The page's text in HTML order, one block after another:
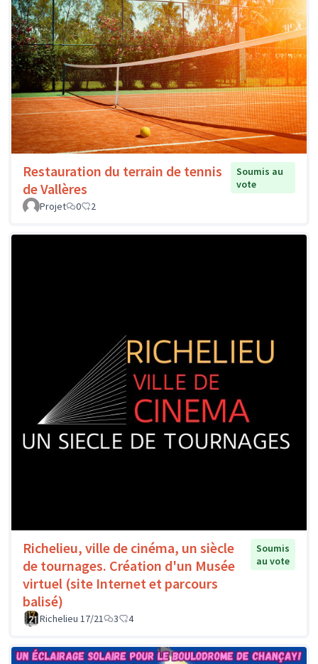
Restauration du terrain de tennis
de Vallères
Soumis au
vote
Projet
0 2
Richelieu, ville de cinéma, un siècle
de tournages. Création d'un Musée
virtuel (site Internet et parcours
balisé)
Soumis
au vote
Richelieu 17/21 3 4